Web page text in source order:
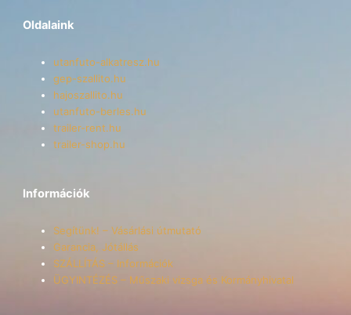
Oldalaink
utanfuto-alkatresz.hu
gep-szallito.hu
hajoszallito.hu
utanfuto-berles.hu
trailer-rent.hu
trailer-shop.hu
Információk
Segítünk! – Vásárlási útmutató
Garancia, Jótállás
SZÁLLÍTÁS – Információk
ÜGYINTÉZÉS – Műszaki vizsga és Kormányhivatal